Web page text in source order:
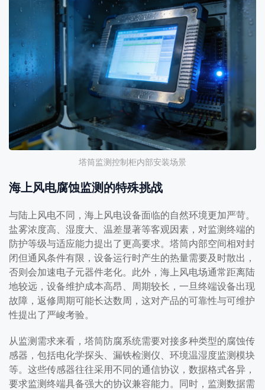
塔筒监测控制柜内部安装场景
海上风电腐蚀监测的特殊挑战
与陆上风电不同，海上风电设备面临的自然环境更加严苛。
盐雾浓度高、湿度大、温差显著等客观因素，对监测终端的
防护等级与适应能力提出了更高要求。塔筒内部空间相对封
闭但通风条件有限，设备运行时产生的热量需要及时散出，
否则会加速电子元器件老化。此外，海上风电场通常距离陆
地较远，设备维护成本高昂、周期较长，一旦终端设备出现
故障，返修周期可能长达数周，这对产品的可靠性与可维护
性提出了严峻考验。
从监测需求来看，塔筒防腐系统需要对接多种类型的腐蚀传
感器，包括电化学探头、漏铁检测仪、环境温湿度监测模块
等。这些传感器往往采用不同的通信协议，数据格式各异，
要求监测终端具备强大的协议兼容能力。同时，监测数据需